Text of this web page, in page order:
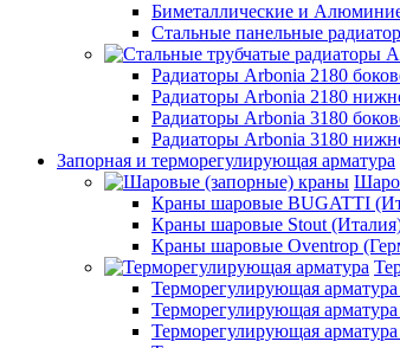
Биметаллические и
Стальные панельные
Радиаторы Arbonia 2180
Радиаторы Arbonia 2180
Радиаторы Arbonia 3180
Радиаторы Arbonia 3180
Запорная и терморегулирующая арматура
Краны шаровые BUGATTI
Краны шаровые Stout
Краны шаровые Oventrop
Терморегулирующая
Терморегулирующая
Терморегулирующая